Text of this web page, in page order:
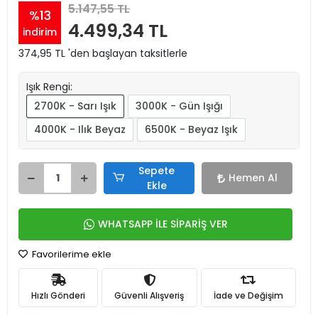
%13
indirim
5.147,55 TL
4.499,34 TL
374,95 TL 'den başlayan taksitlerle
Işık Rengi:
2700K - Sarı Işık
3000K - Gün Işığı
4000K - Ilık Beyaz
6500K - Beyaz Işık
Sepete
Ekle
Hemen Al
WHATSAPP İLE SİPARİŞ VER
Favorilerime ekle
Hızlı Gönderi Güvenli Alışveriş İade ve Değişim